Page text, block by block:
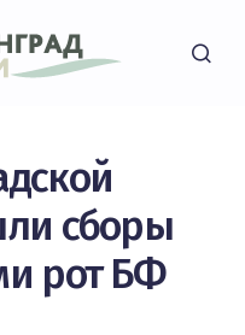
сборы
рот БФ